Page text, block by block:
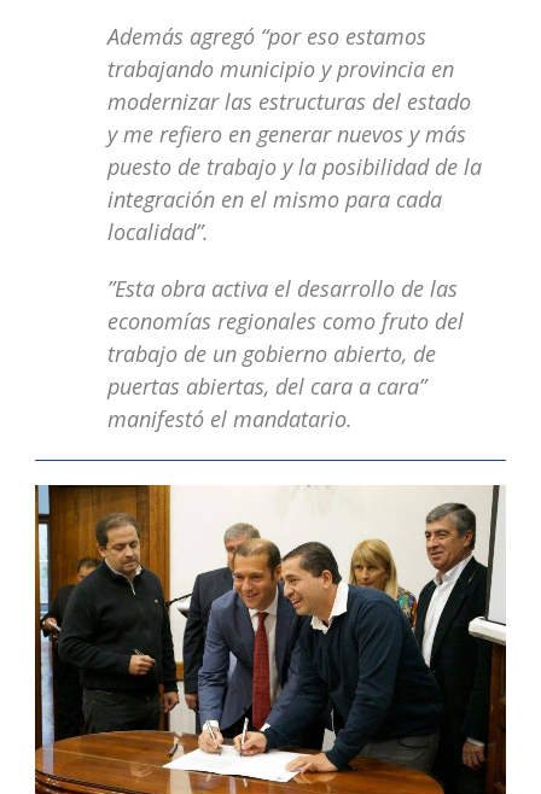
Además agregó “por eso estamos
trabajando municipio y provincia en
modernizar las estructuras del estado
y me refiero en generar nuevos y más
puesto de trabajo y la posibilidad de la
integración en el mismo para cada
localidad”.
”Esta obra activa el desarrollo de las
economías regionales como fruto del
trabajo de un gobierno abierto, de
puertas abiertas, del cara a cara”
manifestó el mandatario.